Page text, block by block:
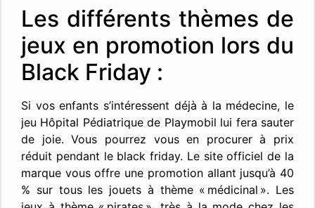
Les différents thèmes de
jeux en promotion lors du
Black Friday :
Si vos enfants s’intéressent déjà à la médecine, le
jeu Hôpital Pédiatrique de Playmobil lui fera sauter
de joie. Vous pourrez vous en procurer à prix
réduit pendant le black friday. Le site officiel de la
marque vous offre une promotion allant jusqu’à 40
% sur tous les jouets à thème « médicinal ». Les